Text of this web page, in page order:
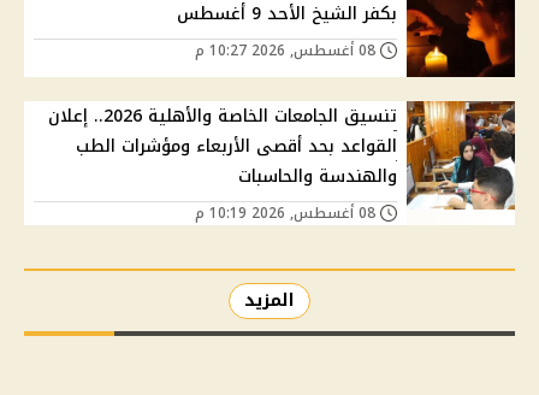
بكفر الشيخ الأحد 9 أغسطس
تنسيق الجامعات الخاصة والأهلية 2026.. إعلان
القواعد بحد أقصى الأربعاء ومؤشرات الطب
والهندسة والحاسبات
المزيد